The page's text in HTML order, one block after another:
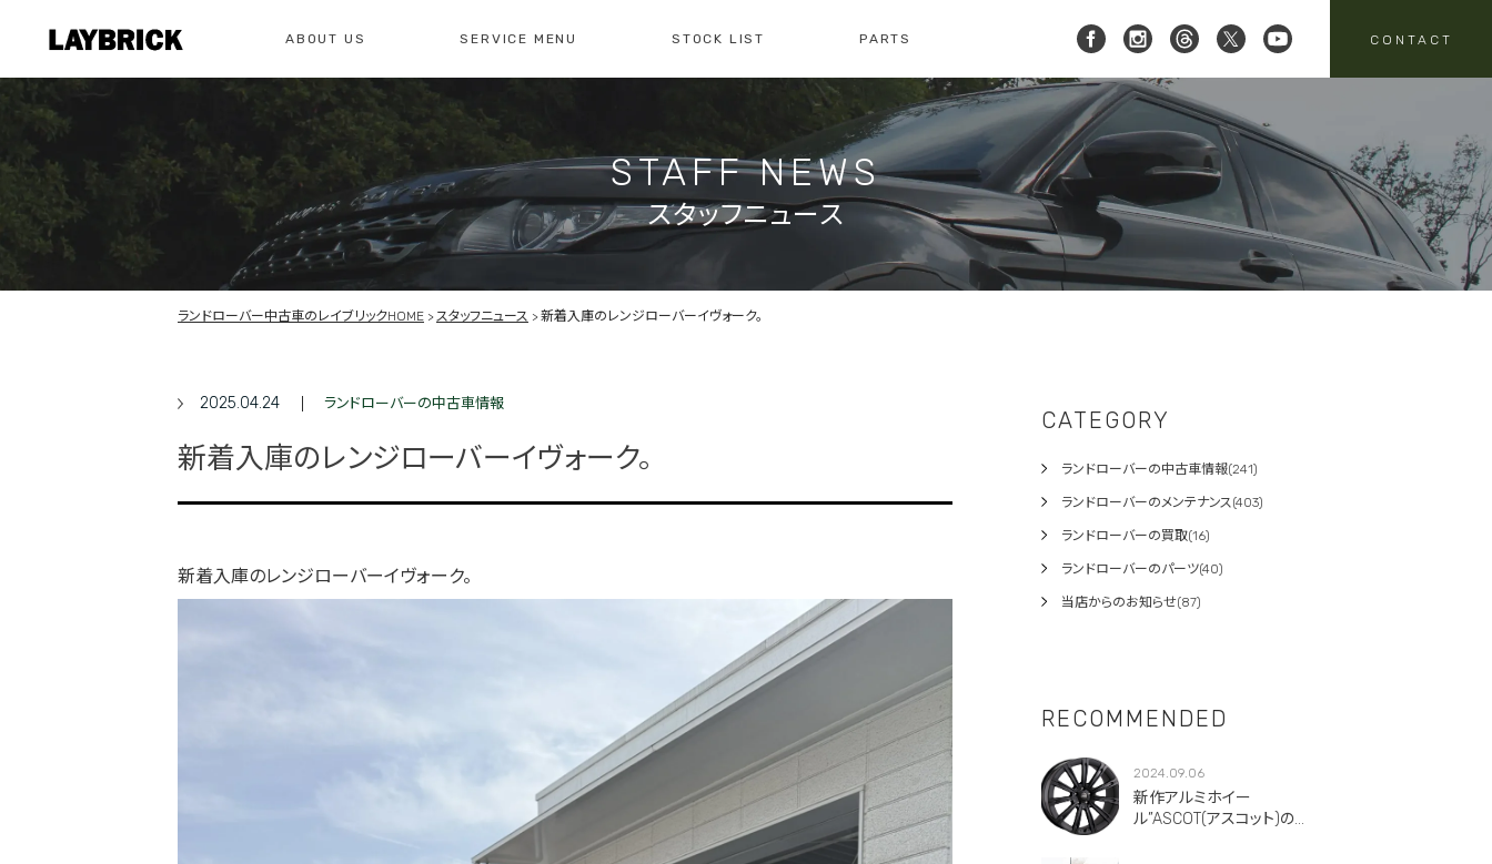
ABOUT US
私たちについて レイブリックについて 店舗紹介 会社概要 スタッフニュース
SERVICE MENU
サービスメニュー 修理・整備・故障診断 車検・点検のご案内 注文販売 買取
STOCK LIST PARTS CONTACT
お問い合わせ 0561-61-3930
10:00-19:00
[ レイブリック三郷店 ]
048-951-4136
10:00-18:00 定休日:水曜日
総合お問い合わせ
お問い合わせ
お問い合わせ
買取のお問い合わせ 注文販売のお問い合わせ
パーツ・アクセサリーの
お問い合わせ
STAFF NEWS
スタッフニュース
ランドローバー中古車のレイブリックHOME スタッフニュース 新着入庫のレンジローバーイヴォーク。
2025.04.24 ランドローバーの中古車情報
新着入庫のレンジローバーイヴォーク。
新着入庫のレンジローバーイヴォーク。
CATEGORY
ランドローバーの中古車情報(241)
ランドローバーのメンテナンス(403)
ランドローバーの買取(16)
ランドローバーのパーツ(40)
当店からのお知らせ(87)
RECOMMENDED
2024.09.06
新作アルミホイー
ル”ASCOT(アスコット)のご